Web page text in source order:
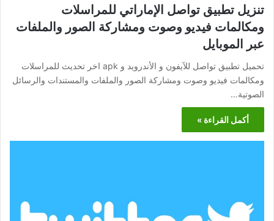
تنزيل تطبيق تواصل الإماراتي للمراسلات
ومكالمات فيديو وصوت ومشاركة الصور والملفات
عبر الموبايل
تحميل تطبيق تواصل للآيفون و الأندرويد و apk اخر تحديث للمراسلات
ومكالمات فيديو وصوت ومشاركة الصور والملفات والمستندات والرسائل
الصوتية…
أكمل القراءة »